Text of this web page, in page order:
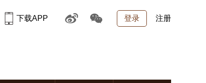
登录 注册
下载APP